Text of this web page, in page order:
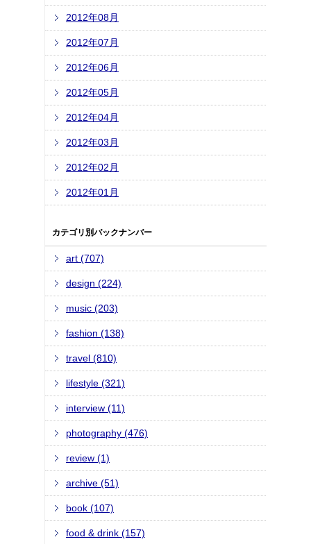
2012年08月
2012年07月
2012年06月
2012年05月
2012年04月
2012年03月
2012年02月
2012年01月
カテゴリ別バックナンバー
art (707)
design (224)
music (203)
fashion (138)
travel (810)
lifestyle (321)
interview (11)
photography (476)
review (1)
archive (51)
book (107)
food & drink (157)